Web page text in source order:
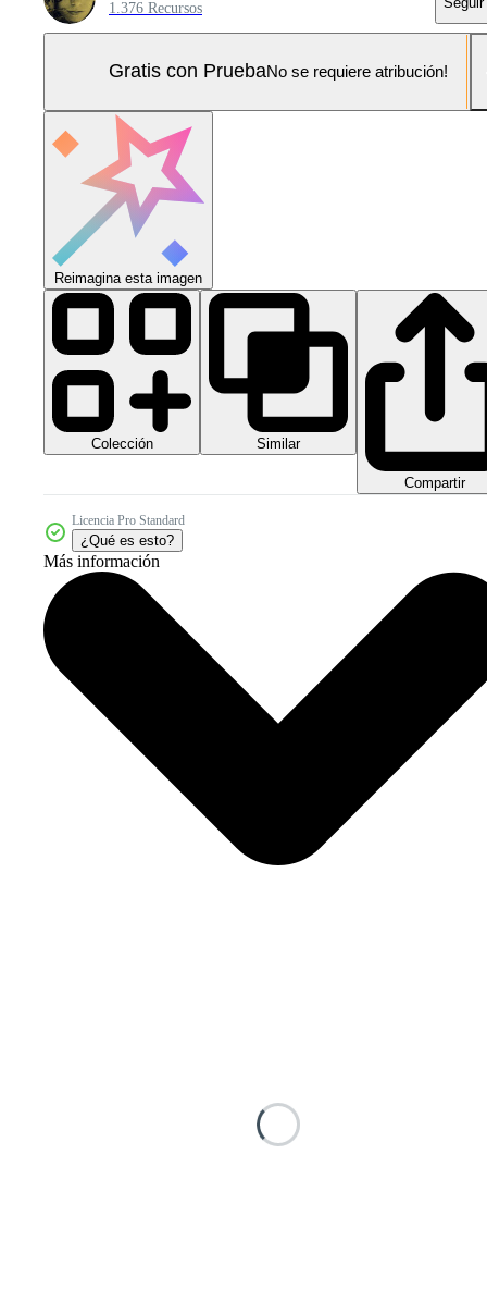
1.376 Recursos
Gratis con PruebaNo se requiere atribución!
Reimagina esta imagen
Colección Similar
Compartir
Licencia Pro Standard
¿Qué es esto?
Más información